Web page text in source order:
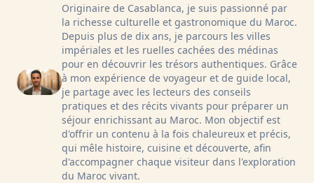
Originaire de Casablanca, je suis passionné par
la richesse culturelle et gastronomique du Maroc.
Depuis plus de dix ans, je parcours les villes
impériales et les ruelles cachées des médinas
pour en découvrir les trésors authentiques. Grâce
à mon expérience de voyageur et de guide local,
je partage avec les lecteurs des conseils
pratiques et des récits vivants pour préparer un
séjour enrichissant au Maroc. Mon objectif est
d'offrir un contenu à la fois chaleureux et précis,
qui mêle histoire, cuisine et découverte, afin
d'accompagner chaque visiteur dans l'exploration
du Maroc vivant.